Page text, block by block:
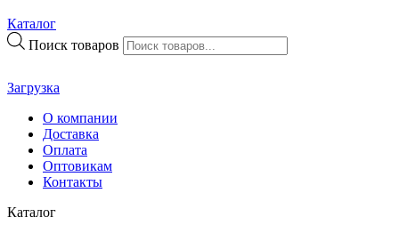
Каталог
Поиск товаров
Загрузка
О компании
Доставка
Оплата
Оптовикам
Контакты
Каталог